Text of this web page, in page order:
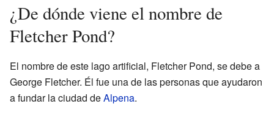
¿De dónde viene el nombre de
Fletcher Pond?
El nombre de este lago artificial, Fletcher Pond, se debe a
George Fletcher. Él fue una de las personas que ayudaron
a fundar la ciudad deAlpena.